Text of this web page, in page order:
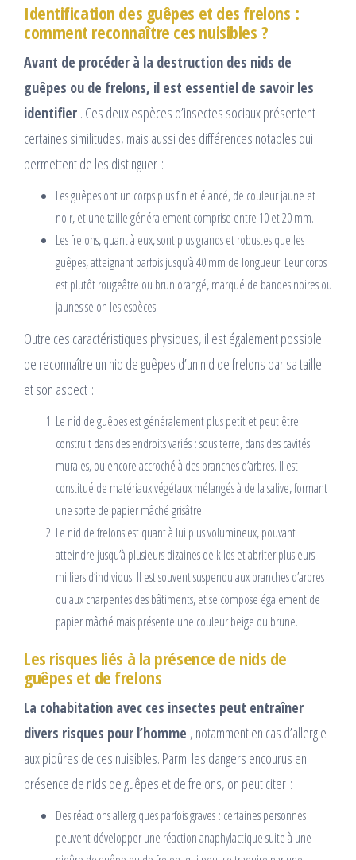
Identification des guêpes et des frelons :
comment reconnaître ces nuisibles ?
Avant de procéder à la destruction des nids de
guêpes ou de frelons, il est essentiel de savoir les
identifier . Ces deux espèces d’insectes sociaux présentent
certaines similitudes, mais aussi des différences notables qui
permettent de les distinguer :
Les guêpes ont un corps plus fin et élancé, de couleur jaune et
noir, et une taille généralement comprise entre 10 et 20 mm.
Les frelons, quant à eux, sont plus grands et robustes que les
guêpes, atteignant parfois jusqu’à 40 mm de longueur. Leur corps
est plutôt rougeâtre ou brun orangé, marqué de bandes noires ou
jaunes selon les espèces.
Outre ces caractéristiques physiques, il est également possible
de reconnaître un nid de guêpes d’un nid de frelons par sa taille
et son aspect :
Le nid de guêpes est généralement plus petit et peut être
construit dans des endroits variés : sous terre, dans des cavités
murales, ou encore accroché à des branches d’arbres. Il est
constitué de matériaux végétaux mélangés à de la salive, formant
une sorte de papier mâché grisâtre.
Le nid de frelons est quant à lui plus volumineux, pouvant
atteindre jusqu’à plusieurs dizaines de kilos et abriter plusieurs
milliers d’individus. Il est souvent suspendu aux branches d’arbres
ou aux charpentes des bâtiments, et se compose également de
papier mâché mais présente une couleur beige ou brune.
Les risques liés à la présence de nids de
guêpes et de frelons
La cohabitation avec ces insectes peut entraîner
divers risques pour l’homme , notamment en cas d’allergie
aux piqûres de ces nuisibles. Parmi les dangers encourus en
présence de nids de guêpes et de frelons, on peut citer :
Des réactions allergiques parfois graves : certaines personnes
peuvent développer une réaction anaphylactique suite à une